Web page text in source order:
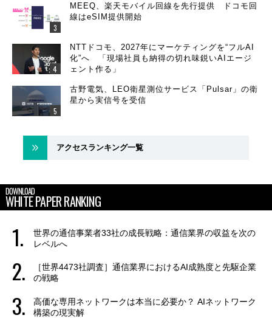
MEEQ、楽天モバイル回線を先行提供 ドコモ回
線はeSIM提供開始
NTTドコモ、2027年にマーケティングを“フルAI
化”へ 「現場社員も納得の切れ味鋭いAIエージ
ェント作る」
古野電気、LEO衛星測位サービス「Pulsar」の衛
星から実信号を受信
アクセスランキング一覧
DOWNLOAD
WHITE PAPER RANKING
世界の通信事業者33社の成長戦略：通信業界の収益を次の
レベルへ
［世界4473社調査］通信業界におけるAI成熟度と先駆企業
の戦略
高価な専用ネットワークは本当に必要か？ AIネットワーク
構築の現実解